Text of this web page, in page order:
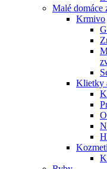
Malé domáce
Krmivo
Klietky